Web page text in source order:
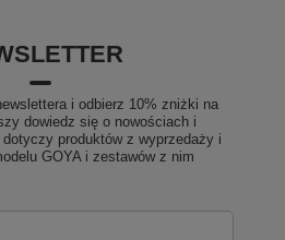
i odbierz 10% zniżki na
dowiedz się o nowościach i
produktów z wyprzedaży i
GOYA i zestawów z nim